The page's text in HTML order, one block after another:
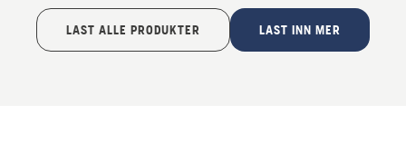
LAST ALLE PRODUKTER LAST INN MER